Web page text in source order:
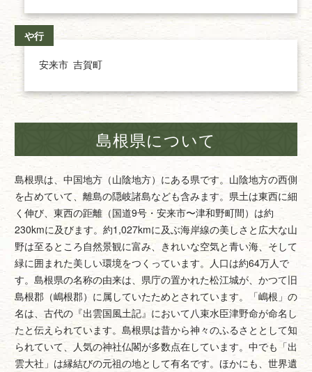
や行
安来市 吉賀町
島根県について
島根県は、中国地方（山陰地方）にある県です。山陰地方の西側
を占めていて、離島の隠岐諸島なども含みます。県土は東西に細
く伸び、東西の距離（国道9号・安来市〜津和野町間）は約
230kmに及びます。約1,027kmに及ぶ海岸線の美しさと広大な山
野は至るところ自然景観に富み、きれいな空気と青い海、そして
緑に囲まれた美しい環境をつくっています。人口は約64万人で
す。島根県の名称の由来は、県庁の置かれた松江城が、かつて旧
島根郡（嶋根郡）に属していたためとされています。「嶋根」の
名は、古代の『出雲国風土記』において八束水臣津野命が命名し
たと伝えられています。島根県は昔から神々のふるさととして知
られていて、人気の神社仏閣が多数点在しています。中でも「出
雲大社」は縁結びの元祖の地として有名です。ほかにも、世界遺